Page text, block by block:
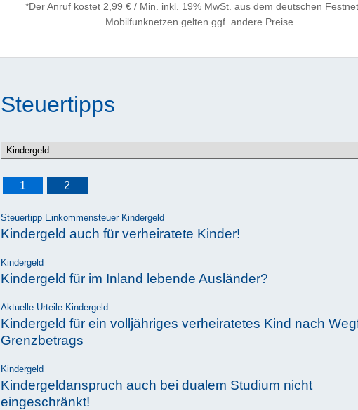
*Der Anruf kostet 2,99 € / Min. inkl. 19% MwSt. aus dem deutschen
Mobilfunknetzen gelten ggf. andere Preise.
Steuertipps
1 2
Steuertipp Einkommensteuer Kindergeld
Kindergeld auch für verheiratete Kinder!
Kindergeld
Kindergeld für im Inland lebende Ausländer?
Aktuelle Urteile Kindergeld
Kindergeld für ein volljähriges verheiratetes Kind nach
Grenzbetrags
Kindergeld
Kindergeldanspruch auch bei dualem Studium nicht
eingeschränkt!